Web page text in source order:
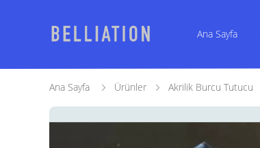
Ana Sayfa
Ana Sayfa Ürünler Akrilik Burcu Tutucu